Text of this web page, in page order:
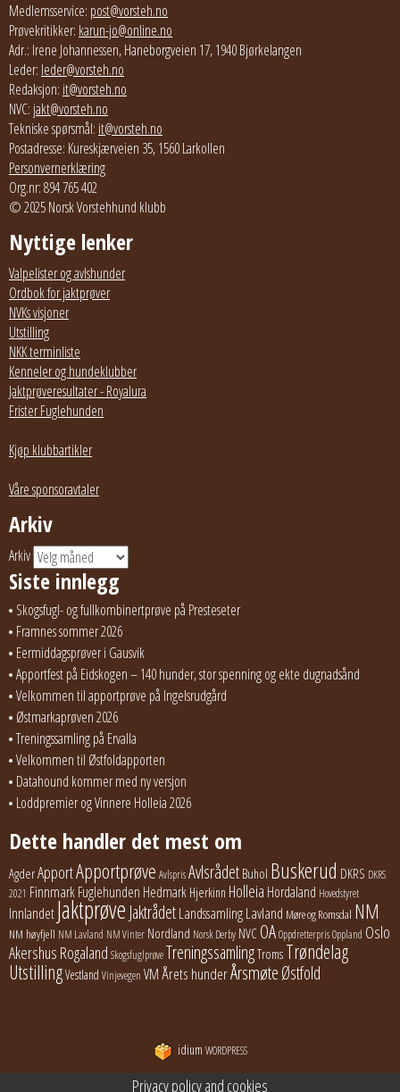
Medlemsservice: post@vorsteh.no
Prøvekritikker: karun-jo@online.no
Adr.: Irene Johannessen, Haneborgveien 17, 1940 Bjørkelangen
Leder: leder@vorsteh.no
Redaksjon: it@vorsteh.no
NVC: jakt@vorsteh.no
Tekniske spørsmål: it@vorsteh.no
Postadresse: Kureskjærveien 35, 1560 Larkollen
Personvernerklæring
Org.nr: 894 765 402
© 2025 Norsk Vorstehhund klubb
Nyttige lenker
Valpelister og avlshunder
Ordbok for jaktprøver
NVKs visjoner
Utstilling
NKK terminliste
Kenneler og hundeklubber
Jaktprøveresultater - Royalura
Frister Fuglehunden
Kjøp klubbartikler
Våre sponsoravtaler
Arkiv
Arkiv
Siste innlegg
Skogsfugl- og fullkombinertprøve på Presteseter
Framnes sommer 2026
Eermiddagsprøver i Gausvik
Apportfest på Eidskogen – 140 hunder, stor spenning og ekte dugnadsånd
Velkommen til apportprøve på Ingelsrudgård
Østmarkaprøven 2026
Treningssamling på Ervalla
Velkommen til Østfoldapporten
Datahound kommer med ny versjon
Loddpremier og Vinnere Holleia 2026
Dette handler det mest om
AgderApportApportprøve AvlsprisAvlsrådet Buhol Buskerud DKRS DKRS
2021 FinnmarkFuglehunden Hedmark Hjerkinn Holleia Hordaland Hovedstyret
InnlandetJaktprøve JaktrådetLandssamlingLavland Møre og Romsdal NM
NM høyfjell NM Lavland NM Vinter Nordland Norsk Derby NVC OAOppdretterprisOppland Oslo
Akershus Rogaland SkogsfuglprøveTreningssamlingTroms Trøndelag
UtstillingVestland Vinjevegen VMÅrets hunderÅrsmøteØstfold
idium WORDPRESS
Privacy policy and cookies